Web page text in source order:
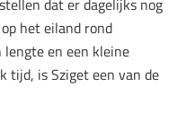
dat er dagelijks nog
het eiland rond
en een kleine
tijd, is Sziget een van de